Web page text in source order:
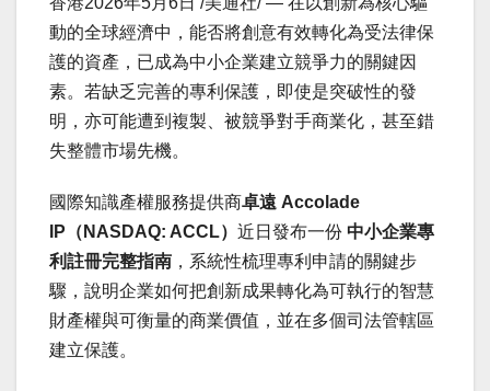
動的全球經濟中，能否將創意有效轉化為受法律保
護的資產，已成為中小企業建立競爭力的關鍵因
素。若缺乏完善的專利保護，即使是突破性的發
明，亦可能遭到複製、被競爭對手商業化，甚至錯
失整體市場先機。
國際知識產權服務提供商卓遠 Accolade
IP （ NASDAQ: ACCL） 近日發布一份 中小企業專
利註冊完整指南 ，系統性梳理專利申請的關鍵步
驟，說明企業如何把創新成果轉化為可執行的智慧
財產權與可衡量的商業價值，並在多個司法管轄區
建立保護。